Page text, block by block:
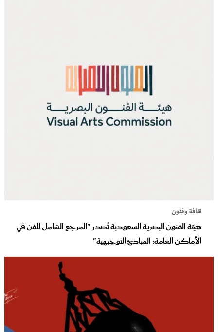
ثقافة وفنون
هيئة الفنون البصرية السعودية تُصدر "المرجع الشامل للفن في
الأماكن العامة: المبادئ التوجيهية"